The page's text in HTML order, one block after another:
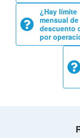
¿Hay límite
mensual de
descuento
por